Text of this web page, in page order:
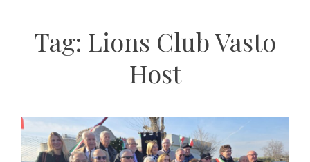
Tag: Lions Club Vasto
Host